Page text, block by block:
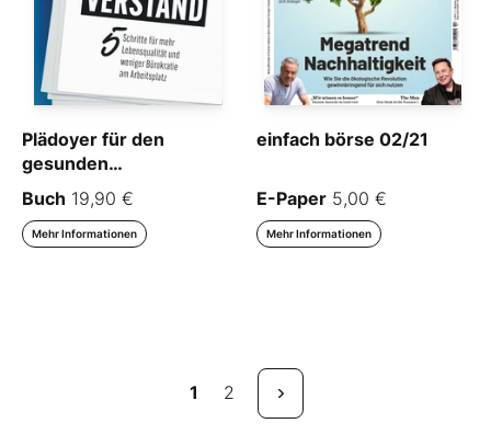
Plädoyer für den
gesunden
Menschenverstand
Buch 19,90 €
Mehr Informationen
einfach börse 02/21
E-Paper 5,00 €
Mehr Informationen
1 2